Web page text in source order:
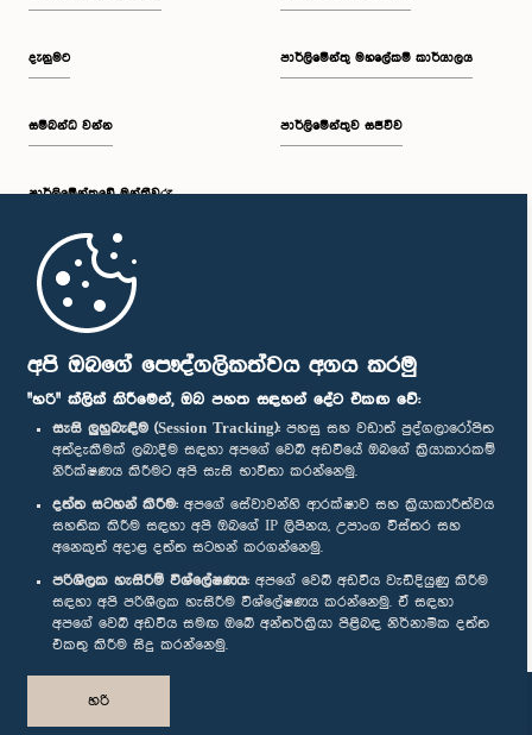
අපි ඔබගේ පෞද්ගලිකත්වය අගය කරමු
"හරි" ක්ලික් කිරීමෙන්, ඔබ පහත සඳහන් දේට එකඟ වේ:
සැසි ලුහුබැඳීම (Session Tracking): පහසු සහ වඩාත් පුද්ගලාරෝපිත
අත්දැකීමක් ලබාදීම සඳහා අපගේ වෙබ් අඩවියේ ඔබගේ ක්‍රියාකාරකම්
නිරීක්ෂණය කිරීමට අපි සැසි භාවිතා කරන්නෙමු.
දත්ත සටහන් කිරීම: අපගේ සේවාවන්හි ආරක්ෂාව සහ ක්‍රියාකාරීත්වය
සහතික කිරීම සඳහා අපි ඔබගේ IP ලිපිනය, උපාංග විස්තර සහ
අනෙකුත් අදාළ දත්ත සටහන් කරගන්නෙමු.
පරිශීලක හැසිරීම් විශ්ලේෂණය: අපගේ වෙබ් අඩවිය වැඩිදියුණු කිරීම
සඳහා අපි පරිශීලක හැසිරීම විශ්ලේෂණය කරන්නෙමු. ඒ සඳහා
අපගේ වෙබ් අඩවිය සමඟ ඔබේ අන්තර්ක්‍රියා පිළිබඳ නිර්නාමික දත්ත
එකතු කිරීම සිදු කරන්නෙමු.
හරි
දැනුමට
සම්බන්ධ වන්න
පාර්ලි‌මේන්තුවේ මන්ත්‍රීවරු
මුල් පිටුව
පාර්ලිමේන්තු මහලේකම් කාර්යාලය
පාර්ලිමේන්තුව සජීවීව
පාර්ලිමේන්තු ජංගම යෙදුම
අප හා සම්බන්ධ වී සිටින්න :
සම්මාන
පෞද්ගලිකත්ව ප්‍රතිපත්තිය